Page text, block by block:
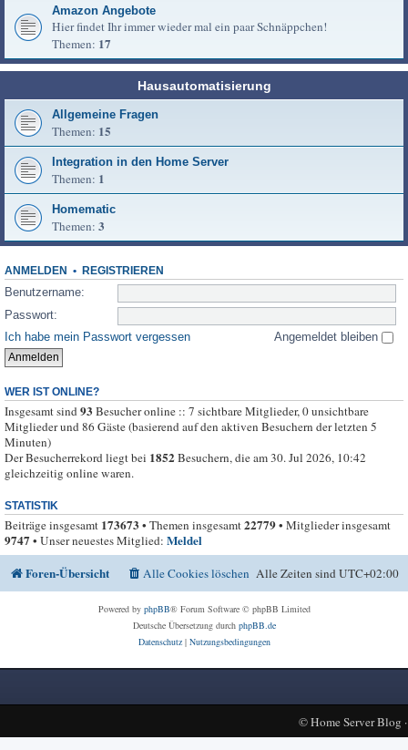
Amazon Angebote
Hier findet Ihr immer wieder mal ein paar Schnäppchen!
Themen: 17
Hausautomatisierung
Allgemeine Fragen
Themen: 15
Integration in den Home Server
Themen: 1
Homematic
Themen: 3
ANMELDEN • REGISTRIEREN
Benutzername:
Passwort:
Ich habe mein Passwort vergessen
Angemeldet bleiben
WER IST ONLINE?
Insgesamt sind93 Besucher online :: 7 sichtbare Mitglieder, 0 unsichtbare
Mitglieder und 86 Gäste (basierend auf den aktiven Besuchern der letzten 5
Minuten)
Der Besucherrekord liegt bei 1852Besuchern, die am 30. Jul 2026, 10:42
gleichzeitig online waren.
STATISTIK
Beiträge insgesamt 173673 • Themen insgesamt22779• Mitglieder insgesamt
9747• Unser neuestes Mitglied: Meldel
Foren-Übersicht
Alle Zeiten sindUTC+02:00
Alle Cookies löschen
Powered by phpBB® Forum Software © phpBB Limited
Deutsche Übersetzung durch phpBB.de
Datenschutz| Nutzungsbedingungen
©Home Server Blog